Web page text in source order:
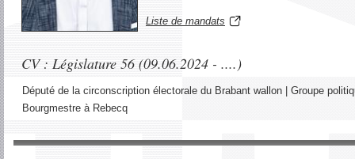
Liste de mandats
CV : Législature 56 (09.06.2024 - ....)
Député de la circonscription électorale du Brabant wallon | Groupe
Bourgmestre à Rebecq